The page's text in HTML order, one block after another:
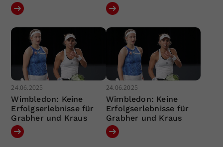
24.06.2025
Wimbledon: Keine
Erfolgserlebnisse für
Grabher und Kraus
24.06.2025
Wimbledon: Keine
Erfolgserlebnisse für
Grabher und Kraus